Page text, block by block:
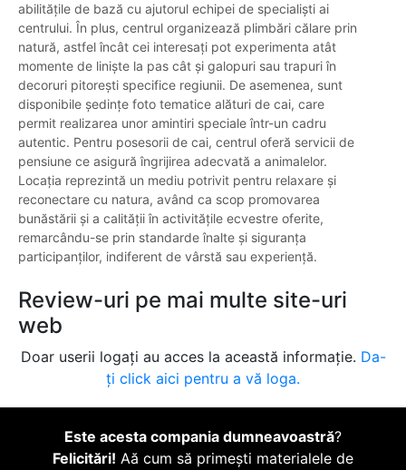
abilitățile de bază cu ajutorul echipei de specialiști ai
centrului. În plus, centrul organizează plimbări călare prin
natură, astfel încât cei interesați pot experimenta atât
momente de liniște la pas cât și galopuri sau trapuri în
decoruri pitorești specifice regiunii. De asemenea, sunt
disponibile ședințe foto tematice alături de cai, care
permit realizarea unor amintiri speciale într-un cadru
autentic. Pentru posesorii de cai, centrul oferă servicii de
pensiune ce asigură îngrijirea adecvată a animalelor.
Locația reprezintă un mediu potrivit pentru relaxare și
reconectare cu natura, având ca scop promovarea
bunăstării și a calității în activitățile ecvestre oferite,
remarcându-se prin standarde înalte și siguranța
participanților, indiferent de vârstă sau experiență.
Review-uri pe mai multe site-uri
web
Doar userii logați au acces la această informație. Da-
ți click aici pentru a vă loga.
Este acesta compania dumneavoastră?
Felicitări! Aă cum să primești materialele de